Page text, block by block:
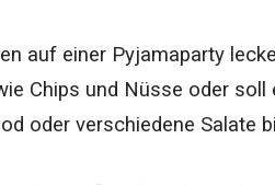
auf einer Pyjamaparty
Chips und Nüsse oder
oder verschiedene Salate